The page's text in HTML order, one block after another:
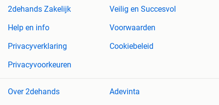
2dehands Zakelijk
Veilig en Succesvol
Help en info
Voorwaarden
Privacyverklaring
Cookiebeleid
Privacyvoorkeuren
Over 2dehands
Adevinta